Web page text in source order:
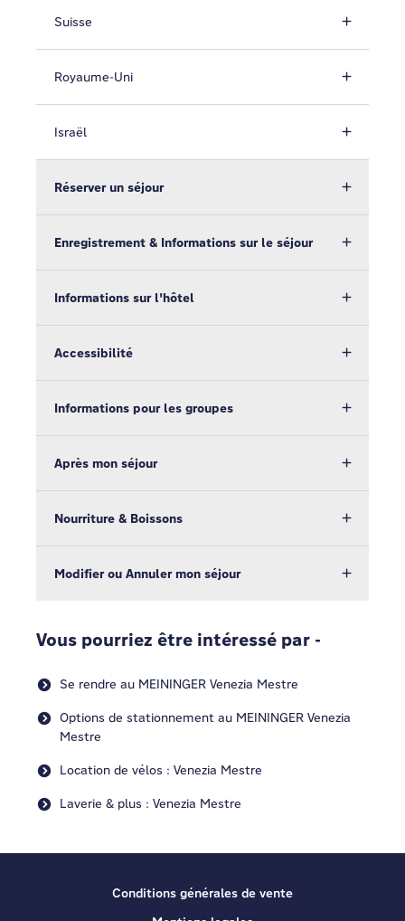
Suisse
Royaume-Uni
Israël
Réserver un séjour
Enregistrement & Informations sur le séjour
Informations sur l'hôtel
Accessibilité
Informations pour les groupes
Après mon séjour
Nourriture & Boissons
Modifier ou Annuler mon séjour
Vous pourriez être intéressé par -
Se rendre au MEININGER Venezia Mestre
Options de stationnement au MEININGER Venezia
Mestre
Location de vélos : Venezia Mestre
Laverie & plus : Venezia Mestre
Conditions générales de vente